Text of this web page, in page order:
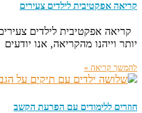
קריאה אפקטיבית לילדים צעירים
קריאה אפקטיבית לילדים
יותר וייהנו מהקריאה, אנו יודעים
להמשך קריאה »
חוזרים ללימודים עם הפרעת הקשב